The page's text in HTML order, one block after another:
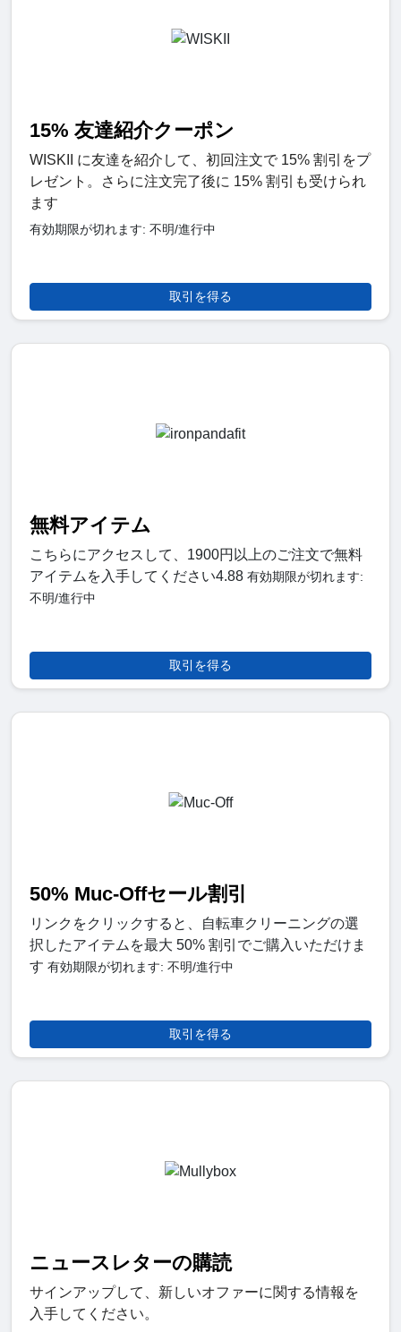
15% 友達紹介クーポン
WISKII に友達を紹介して、初回注文で 15% 割引をプ
レゼント。さらに注文完了後に 15% 割引も受けられ
ます
有効期限が切れます: 不明/進行中
取引を得る
無料アイテム
こちらにアクセスして、1900円以上のご注文で無料
アイテムを入手してください4.88 有効期限が切れます:
不明/進行中
取引を得る
50% Muc-Offセール割引
リンクをクリックすると、自転車クリーニングの選
択したアイテムを最大 50% 割引でご購入いただけま
す 有効期限が切れます: 不明/進行中
取引を得る
ニュースレターの購読
サインアップして、新しいオファーに関する情報を
入手してください。